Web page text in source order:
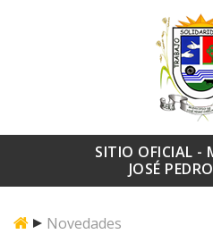
SITIO OFICIAL -
JOSÉ
Novedades